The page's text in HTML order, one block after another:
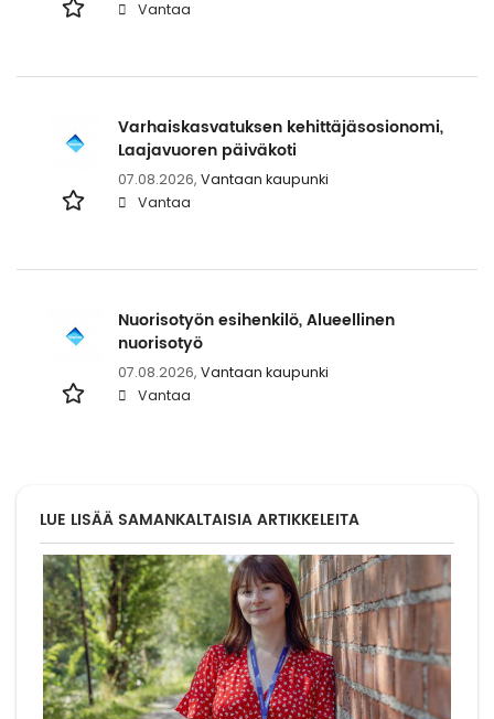
Vantaa
Varhaiskasvatuksen kehittäjäsosionomi,
Laajavuoren päiväkoti
07.08.2026, Vantaan kaupunki
Vantaa
Nuorisotyön esihenkilö, Alueellinen
nuorisotyö
07.08.2026, Vantaan kaupunki
Vantaa
LUE LISÄÄ SAMANKALTAISIA ARTIKKELEITA